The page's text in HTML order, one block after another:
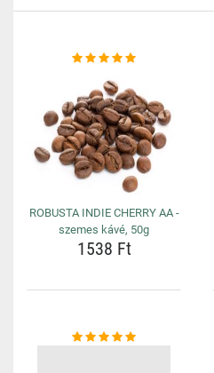
ROBUSTA INDIE CHERRY AA -
szemes kávé, 50g
1538 Ft